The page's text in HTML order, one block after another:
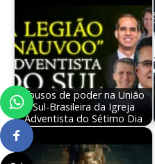
Abusos de poder na União
Sul-Brasileira da Igreja
Adventista do Sétimo Dia